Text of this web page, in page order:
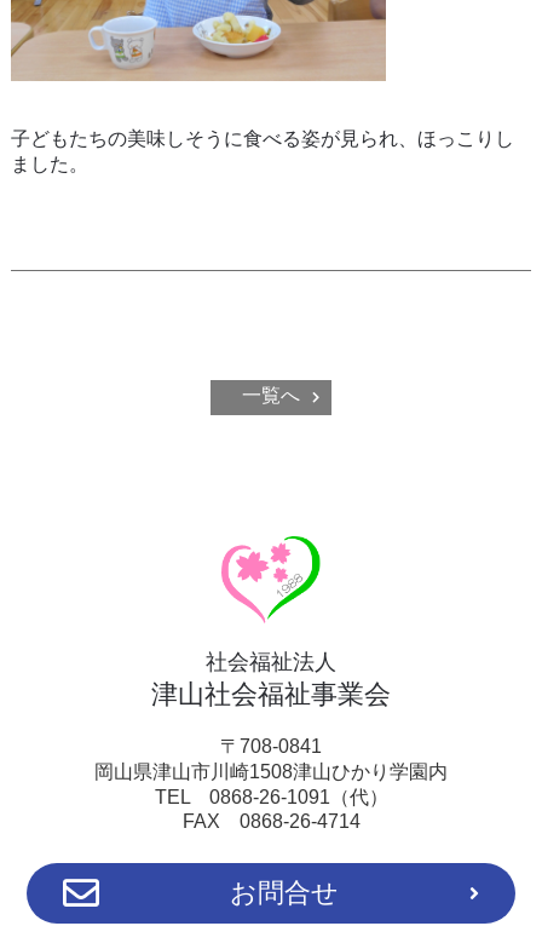
子どもたちの美味しそうに食べる姿が見られ、ほっこりし
ました。
一覧へ
社会福祉法人
津山社会福祉事業会
〒708-0841
岡山県津山市川崎1508津山ひかり学園内
TEL 0868-26-1091（代）
FAX 0868-26-4714
お問合せ